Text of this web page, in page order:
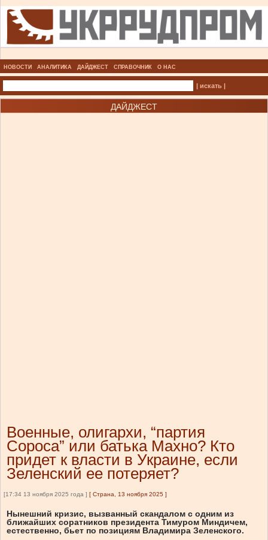
НОВОСТИ АНАЛИТИКА ДАЙДЖЕСТ СПРАВОЧНИК О НАС
| искать |
ДАЙДЖЕСТ
Военные, олигархи, “партия
Сороса” или батька Махно? Кто
придет к власти в Украине, если
Зеленский ее потеряет?
[17:34 13 ноября 2025 года ] [ Страна, 13 ноября 2025 ]
Нынешний кризис, вызванный скандалом с одним из
ближайших соратников президента Тимуром Миндичем,
естественно, бьет по позициям Владимира Зеленского.